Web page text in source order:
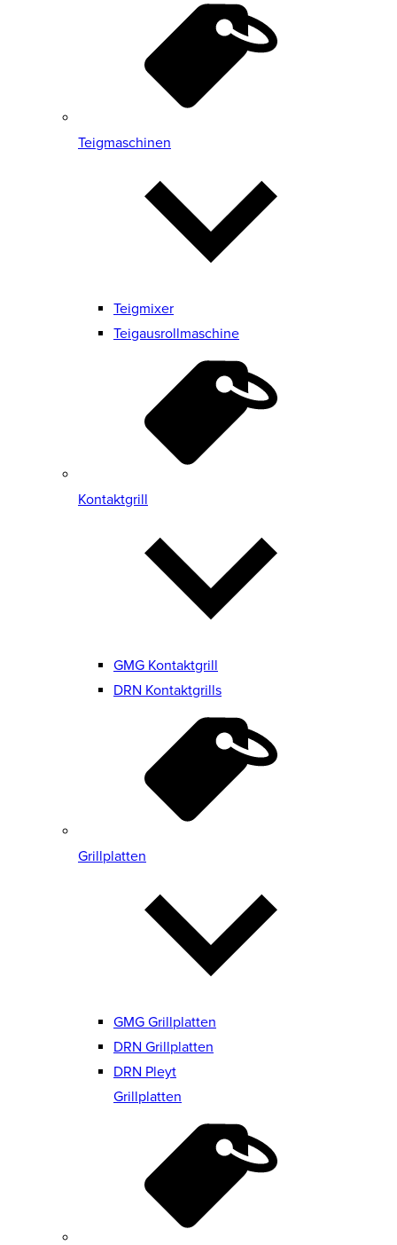
Teigmaschinen
Teigmixer
Teigausrollmaschine
Kontaktgrill
GMG Kontaktgrill
DRN Kontaktgrills
Grillplatten
GMG Grillplatten
DRN Grillplatten
DRN Pleyt
Grillplatten